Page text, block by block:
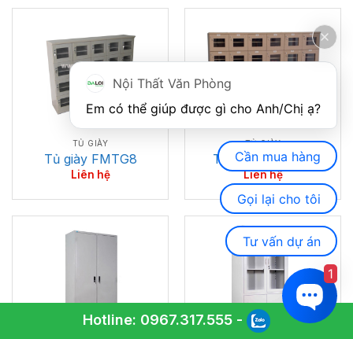
TỦ GIÀY
Tủ giày FMTG8
Liên hệ
TỦ GIÀY
Tủ giày FMTG09
Liên hệ
Hotline: 0967.317.555 -
Nội Thất Văn Phòng
Cần mua hàng
Gọi lại cho tôi
Tư vấn dự án
1